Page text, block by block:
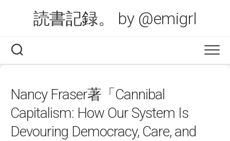
読書記録。 by @emigrl
Nancy Fraser著「Cannibal
Capitalism: How Our System Is
Devouring Democracy, Care, and